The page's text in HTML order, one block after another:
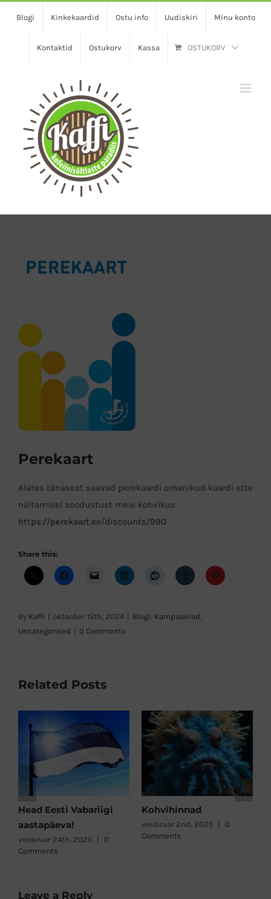
Blogi Kinkekaardid Ostu info Uudiskiri Minu konto
Kontaktid Ostukorv Kassa OSTUKORV
Larger
Perekaart
Alates tänasest saavad perekaardi omanikud kaardi ette
näitamisel soodustust meie kohvikus
https://perekaart.ee/discounts/990
Share this:
By Kaffi oktoober 15th, 2024 Blogi Kampaaniad
Uncategorised
0 Comments
Related Posts
Head Eesti Vabariigi
aastapäeva!
veebruar 24th, 2025
0
Comments
Kohvihinnad
veebruar 2nd, 2025
0
Comments
Leave a Reply